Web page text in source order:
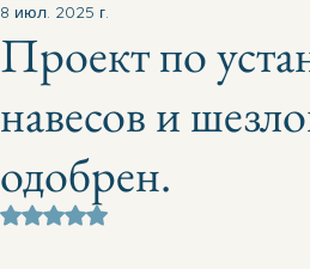
Проект по
навесов и
одобрен.
8 июл. 2025 г.
Оценка: не число из 5 звезд.